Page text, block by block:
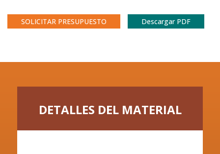
SOLICITAR PRESUPUESTO Descargar PDF
DETALLES DEL MATERIAL